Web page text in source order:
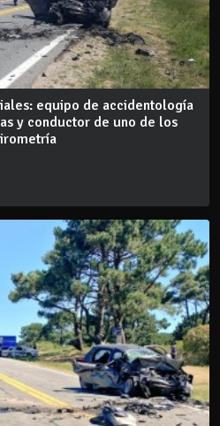
equipo de accidentología
y conductor de uno de los